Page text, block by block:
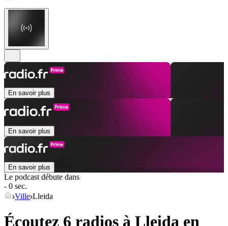
En savoir plus
En savoir plus
En savoir plus
Le podcast débute dans
- 0 sec.
Ville Lleida
Écoutez 6 radios à Lleida en